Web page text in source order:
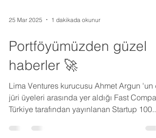
25 Mar 2025 1 dakikada okunur
Portföyümüzden güzel
haberler 🚀
Lima Ventures kurucusu Ahmet Argun 'un da
jüri üyeleri arasında yer aldığı Fast Company
Türkiye tarafından yayınlanan Startup 100...